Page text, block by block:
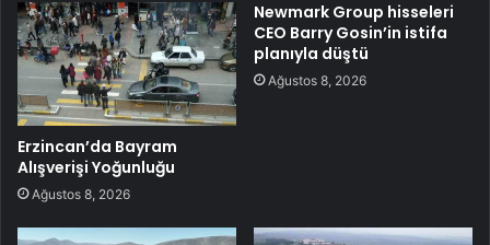
Erzincan’da Bayram
Alışverişi Yoğunluğu
Ağustos 8, 2026
Newmark Group hisseleri
CEO Barry Gosin’in istifa
planıyla düştü
Ağustos 8, 2026